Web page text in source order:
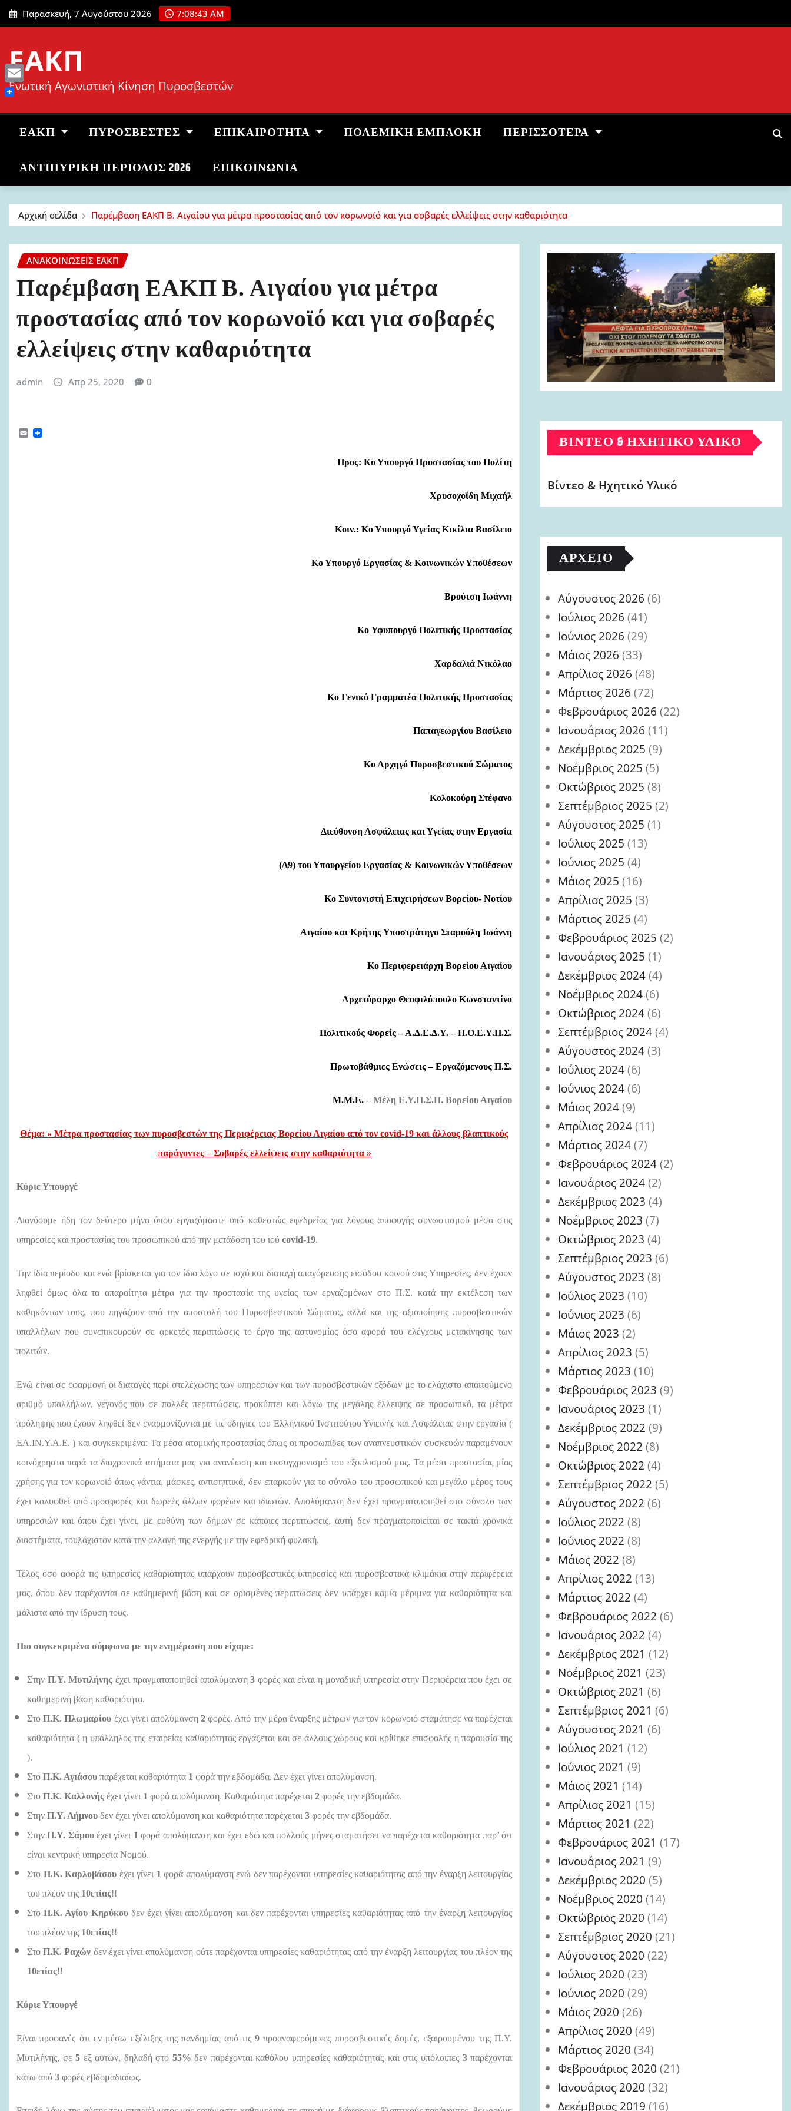
Μετάβαση
στο
Παρασκευή, 7 Αυγούστου 2026 7:08:44 AM
ΕΑΚΠ
Ενωτική Αγωνιστική Κίνηση Πυροσβεστών
ΕΑΚΠ ΠΥΡΟΣΒΈΣΤΕΣ ΕΠΙΚΑΙΡΌΤΗΤΑ ΠΟΛΕΜΙΚΉ ΕΜΠΛΟΚΉ ΠΕΡΙΣΣΌΤΕΡΑ
ΑΝΤΙΠΥΡΙΚΉ ΠΕΡΊΟΔΟΣ 2026 ΕΠΙΚΟΙΝΩΝΙΑ
Αρχική σελίδα Παρέμβαση ΕΑΚΠ Β. Αιγαίου για μέτρα προστασίας από τον κορωνοϊό και για σοβαρές ελλείψεις στην καθαριότητα
ΑΝΑΚΟΙΝΏΣΕΙΣ ΕΑΚΠ
Παρέμβαση ΕΑΚΠ Β. Αιγαίου για μέτρα
προστασίας από τον κορωνοϊό και για σοβαρές
ελλείψεις στην καθαριότητα
admin Απρ 25, 2020 0
E
Προς: Κο Υπουργό Προστασίας του Πολίτη
Χρυσοχοΐδη Μιχαήλ
Κοιν.: Κο Υπουργό Υγείας Κικίλια Βασίλειο
Κο Υπουργό Εργασίας & Κοινωνικών Υποθέσεων
Βρούτση Ιωάννη
Ko Υφυπουργό Πολιτικής Προστασίας
Χαρδαλιά Νικόλαο
Κο Γενικό Γραμματέα Πολιτικής Προστασίας
Παπαγεωργίου Βασίλειο
Κο Αρχηγό Πυροσβεστικού Σώματος
Κολοκούρη Στέφανο
Διεύθυνση Ασφάλειας και Υγείας στην Εργασία
(Δ9) του Υπουργείου Εργασίας & Κοινωνικών Υποθέσεων
Κο Συντονιστή Επιχειρήσεων Βορείου- Νοτίου
Αιγαίου και Κρήτης Υποστράτηγο Σταμούλη Ιωάννη
Κο Περιφερειάρχη Βορείου Αιγαίου
Αρχιπύραρχο Θεοφιλόπουλο Κωνσταντίνο
Πολιτικούς Φορείς – Α.Δ.Ε.Δ.Υ. – Π.Ο.Ε.Υ.Π.Σ.
Πρωτοβάθμιες Ενώσεις – Εργαζόμενους Π.Σ.
Μ.Μ.Ε. –Μέλη Ε.Υ.Π.Σ.Π. Βορείου Αιγαίου
Θέμα: « Μέτρα προστασίας των πυροσβεστών της Περιφέρειας Βορείου Αιγαίου από τον covid-19 και άλλους βλαπτικούς
παράγοντες – Σοβαρές ελλείψεις στην καθαριότητα »
Κύριε Υπουργέ
Διανύουμε ήδη τον δεύτερο μήνα όπου εργαζόμαστε υπό καθεστώς εφεδρείας για λόγους αποφυγής συνωστισμού μέσα στις
υπηρεσίες και προστασίας του προσωπικού από την μετάδοση του ιού covid-19.
Την ίδια περίοδο και ενώ βρίσκεται για τον ίδιο λόγο σε ισχύ και διαταγή απαγόρευσης εισόδου κοινού στις Υπηρεσίες, δεν έχουν
ληφθεί όμως όλα τα απαραίτητα μέτρα για την προστασία της υγείας των εργαζομένων στο Π.Σ. κατά την εκτέλεση των
καθηκόντων τους, που πηγάζουν από την αποστολή του Πυροσβεστικού Σώματος, αλλά και της αξιοποίησης πυροσβεστικών
υπαλλήλων που συνεπικουρούν σε αρκετές περιπτώσεις το έργο της αστυνομίας όσο αφορά του ελέγχους μετακίνησης των
πολιτών.
Ενώ είναι σε εφαρμογή οι διαταγές περί στελέχωσης των υπηρεσιών και των πυροσβεστικών εξόδων με το ελάχιστο απαιτούμενο
αριθμό υπαλλήλων, γεγονός που σε πολλές περιπτώσεις, προκύπτει και λόγω της μεγάλης έλλειψης σε προσωπικό, τα μέτρα
πρόληψης που έχουν ληφθεί δεν εναρμονίζονται με τις οδηγίες του Ελληνικού Ινστιτούτου Υγιεινής και Ασφάλειας στην εργασία (
ΕΛ.ΙΝ.Υ.Α.Ε. ) και συγκεκριμένα: Τα μέσα ατομικής προστασίας όπως οι προσωπίδες των αναπνευστικών συσκευών παραμένουν
κοινόχρηστα παρά τα διαχρονικά αιτήματα μας για ανανέωση και εκσυγχρονισμό του εξοπλισμού μας. Τα μέσα προστασίας μίας
χρήσης για τον κορωνοϊό όπως γάντια, μάσκες, αντισηπτικά, δεν επαρκούν για το σύνολο του προσωπικού και μεγάλο μέρος τους
έχει καλυφθεί από προσφορές και δωρεές άλλων φορέων και ιδιωτών. Απολύμανση δεν έχει πραγματοποιηθεί στο σύνολο των
υπηρεσιών και όπου έχει γίνει, με ευθύνη των δήμων σε κάποιες περιπτώσεις, αυτή δεν πραγματοποιείται σε τακτά χρονικά
διαστήματα, τουλάχιστον κατά την αλλαγή της ενεργής με την εφεδρική φυλακή.
Τέλος όσο αφορά τις υπηρεσίες καθαριότητας υπάρχουν πυροσβεστικές υπηρεσίες και πυροσβεστικά κλιμάκια στην περιφέρεια
μας, όπου δεν παρέχονται σε καθημερινή βάση και σε ορισμένες περιπτώσεις δεν υπάρχει καμία μέριμνα για καθαριότητα και
μάλιστα από την ίδρυση τους.
Πιο συγκεκριμένα σύμφωνα με την ενημέρωση που είχαμε:
Στην Π.Υ. Μυτιλήνης έχει πραγματοποιηθεί απολύμανση3 φορές και είναι η μοναδική υπηρεσία στην Περιφέρεια που έχει σε
καθημερινή βάση καθαριότητα.
ΣτοΠ.Κ. Πλωμαρίου έχει γίνει απολύμανση2 φορές. Από την μέρα έναρξης μέτρων για τον κορωνοϊό σταμάτησε να παρέχεται
καθαριότητα ( η υπάλληλος της εταιρείας καθαριότητας εργάζεται και σε άλλους χώρους και κρίθηκε επισφαλής η παρουσία της
).
Στο Π.Κ. Αγιάσου παρέχεται καθαριότητα 1 φορά την εβδομάδα. Δεν έχει γίνει απολύμανση.
Στο Π.Κ. Καλλονής έχει γίνει 1 φορά απολύμανση. Καθαριότητα παρέχεται 2 φορές την εβδομάδα.
Στην Π.Υ. Λήμνου δεν έχει γίνει απολύμανση και καθαριότητα παρέχεται 3 φορές την εβδομάδα.
ΣτηνΠ.Υ. Σάμουέχει γίνει 1 φορά απολύμανση και έχει εδώ και πολλούς μήνες σταματήσει να παρέχεται καθαριότητα παρ’ ότι
είναι κεντρική υπηρεσία Νομού.
Στο Π.Κ. Καρλοβάσου έχει γίνει 1 φορά απολύμανση ενώ δεν παρέχονται υπηρεσίες καθαριότητας από την έναρξη λειτουργίας
του πλέον της 10ετίας!!
ΣτοΠ.Κ. Αγίου Κηρύκουδεν έχει γίνει απολύμανση και δεν παρέχονται υπηρεσίες καθαριότητας από την έναρξη λειτουργίας
του πλέον της 10ετίας!!
ΣτοΠ.Κ. Ραχών δεν έχει γίνει απολύμανση ούτε παρέχονται υπηρεσίες καθαριότητας από την έναρξη λειτουργίας του πλέον της
10ετίας!!
Κύριε Υπουργέ
Είναι προφανές ότι εν μέσω εξέλιξης της πανδημίας από τις9προαναφερόμενες πυροσβεστικές δομές, εξαιρουμένου της Π.Υ.
Μυτιλήνης, σε5 εξ αυτών, δηλαδή στο 55% δεν παρέχονται καθόλου υπηρεσίες καθαριότητας και στις υπόλοιπες 3παρέχονται
κάτω από 3 φορές εβδομαδιαίως.
ΒΊΝΤΕΟ & ΗΧΗΤΙΚΌ ΥΛΙΚΌ
Βίντεο & Ηχητικό Υλικό
ΑΡΧΕΊΟ
Αύγουστος 2026 (6)
Ιούλιος 2026 (41)
Ιούνιος 2026 (29)
Μάιος 2026 (33)
Απρίλιος 2026 (48)
Μάρτιος 2026 (72)
Φεβρουάριος 2026 (22)
Ιανουάριος 2026 (11)
Δεκέμβριος 2025 (9)
Νοέμβριος 2025 (5)
Οκτώβριος 2025 (8)
Σεπτέμβριος 2025 (2)
Αύγουστος 2025 (1)
Ιούλιος 2025 (13)
Ιούνιος 2025 (4)
Μάιος 2025 (16)
Απρίλιος 2025 (3)
Μάρτιος 2025 (4)
Φεβρουάριος 2025 (2)
Ιανουάριος 2025 (1)
Δεκέμβριος 2024(4)
Νοέμβριος 2024(6)
Οκτώβριος 2024(6)
Σεπτέμβριος 2024(4)
Αύγουστος 2024(3)
Ιούλιος 2024(6)
Ιούνιος 2024(6)
Μάιος 2024(9)
Απρίλιος 2024(11)
Μάρτιος 2024(7)
Φεβρουάριος 2024(2)
Ιανουάριος 2024(2)
Δεκέμβριος 2023 (4)
Νοέμβριος 2023 (7)
Οκτώβριος 2023 (4)
Σεπτέμβριος 2023 (6)
Αύγουστος 2023 (8)
Ιούλιος 2023 (10)
Ιούνιος 2023 (6)
Μάιος 2023 (2)
Απρίλιος 2023 (5)
Μάρτιος 2023 (10)
Φεβρουάριος 2023 (9)
Ιανουάριος 2023 (1)
Δεκέμβριος 2022 (9)
Νοέμβριος 2022 (8)
Οκτώβριος 2022 (4)
Σεπτέμβριος 2022 (5)
Αύγουστος 2022 (6)
Ιούλιος 2022 (8)
Ιούνιος 2022 (8)
Μάιος 2022 (8)
Απρίλιος 2022 (13)
Μάρτιος 2022 (4)
Φεβρουάριος 2022 (6)
Ιανουάριος 2022 (4)
Δεκέμβριος 2021 (12)
Νοέμβριος 2021 (23)
Οκτώβριος 2021 (6)
Σεπτέμβριος 2021 (6)
Αύγουστος 2021 (6)
Ιούλιος 2021 (12)
Ιούνιος 2021 (9)
Μάιος 2021 (14)
Απρίλιος 2021 (15)
Μάρτιος 2021 (22)
Φεβρουάριος 2021 (17)
Ιανουάριος 2021 (9)
Δεκέμβριος 2020 (5)
Νοέμβριος 2020 (14)
Οκτώβριος 2020 (14)
Σεπτέμβριος 2020 (21)
Αύγουστος 2020 (22)
Ιούλιος 2020 (23)
Ιούνιος 2020 (29)
Μάιος 2020 (26)
Απρίλιος 2020 (49)
Μάρτιος 2020 (34)
Φεβρουάριος 2020 (21)
Ιανουάριος 2020 (32)
Δεκέμβριος 2019 (16)
Email